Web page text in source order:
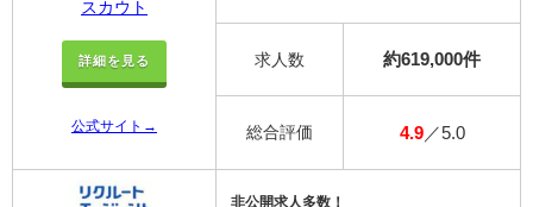
スカウト
詳細を見る
公式サイト→
求人数 約619,000件
総合評価 4.9／5.0
非公開求人多数！